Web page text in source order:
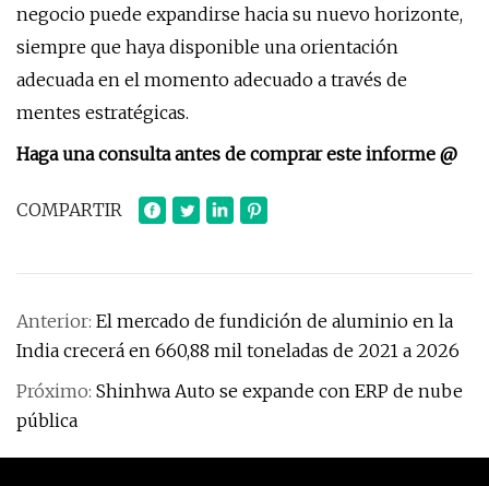
negocio puede expandirse hacia su nuevo horizonte,
siempre que haya disponible una orientación
adecuada en el momento adecuado a través de
mentes estratégicas.
Haga una consulta antes de comprar este informe @
COMPARTIR
Anterior: El mercado de fundición de aluminio en la
India crecerá en 660,88 mil toneladas de 2021 a 2026
Próximo: Shinhwa Auto se expande con ERP de nube
pública